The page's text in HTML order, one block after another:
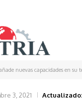
nuevas capacidades en su
3, 2021 Actualizado: